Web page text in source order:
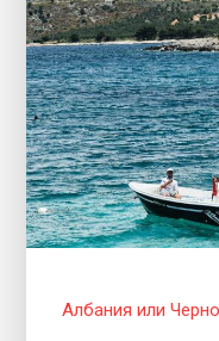
Албания или